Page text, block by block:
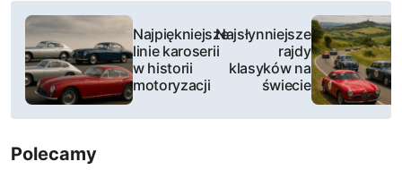
N
w
i
Najpiękniejsze
linie karoserii
w historii
motoryzacji
Najsłynniejsze
rajdy
klasyków na
świecie
Polecamy